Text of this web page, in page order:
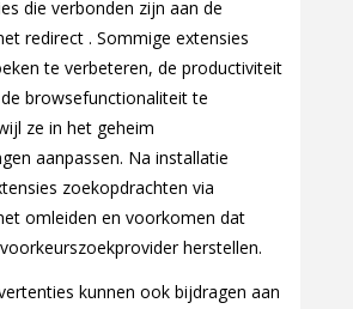
die verbonden zijn aan de
redirect . Sommige extensies
te verbeteren, de productiviteit
browsefunctionaliteit te
ze in het geheim
aanpassen. Na installatie
zoekopdrachten via
omleiden en voorkomen dat
herstellen.
kunnen ook bijdragen aan